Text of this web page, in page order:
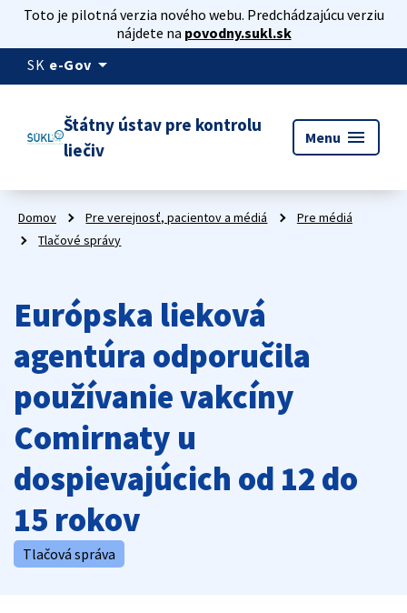
Toto je pilotná verzia nového webu. Predchádzajúcu verziu
nájdete na povodny.sukl.sk
SK e-Gov arrow_drop_down
Štátny ústav pre kontrolu
liečiv
Menu menu
Domov Pre verejnosť, pacientov a médiá
Pre médiá
Tlačové správy
Európska lieková
agentúra odporučila
používanie vakcíny
Comirnaty u
dospievajúcich od 12 do
15 rokov
Tlačová správa